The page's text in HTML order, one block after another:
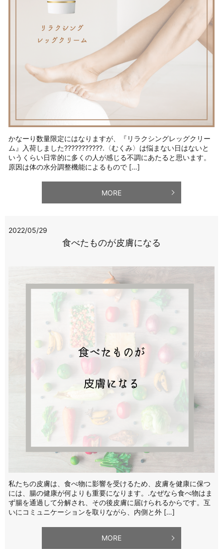
かなーり数量限定にはなりますが、『リラクシングレッグクリー
ム』入荷しました???????????.〈むくみ〉は悩まない日はないと
いうくらい日常的に多くの人が感じる不調にあたると思います。
原因は体の水分調整機能によるもので […]
MORE
2022/05/29
食べたものが皮膚になる
私たちの皮膚は、食べ物に影響を受けるため、皮膚を健康に保つ
には、腸の健康が何よりも重要になります。.なぜなら食べ物はま
ず腸を通過して分解され、その後皮膚に届けられるからです。互
いにコミュニケーションを取りながら、内側と外 […]
MORE